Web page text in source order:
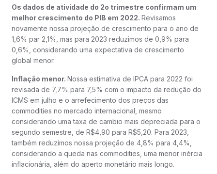
Os dados de atividade do 2o trimestre confirmam um
melhor crescimento do PIB em 2022. Revisamos
novamente nossa projeção de crescimento para o ano de
1,6% par 2,1%, mas para 2023 reduzimos de 0,9% para
0,6%, considerando uma expectativa de crescimento
global menor.
Inflação menor. Nossa estimativa de IPCA para 2022 foi
revisada de 7,7% para 7,5% com o impacto da redução do
ICMS em julho e o arrefecimento dos preços das
commodities no mercado internacional, mesmo
considerando uma taxa de cambio mais depreciada para o
segundo semestre, de R$4,90 para R$5,20. Para 2023,
também reduzimos nossa projeção de 4,8% para 4,4%,
considerando a queda nas commodities, uma menor inércia
inflacionária, além do aperto monetário mais longo.